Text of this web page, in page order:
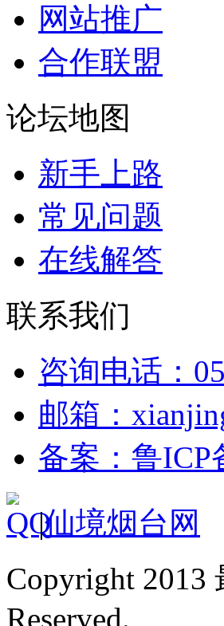
网站推广
合作联盟
论坛地图
新手上路
常见问题
在线解答
联系我们
咨询电话：
邮箱：
备案：鲁ICP
|仙境烟台网
Copyright
Reserved.